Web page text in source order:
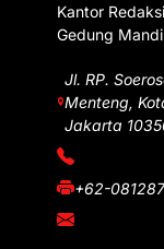
Kantor
Gedung
Jl. RP.
Menteng,
Jakarta
+62-